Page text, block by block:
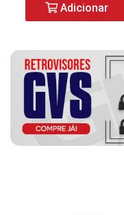
Adicionar